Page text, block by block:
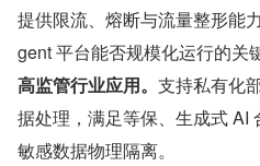
提供限流、熔断与流量整形能
gent 平台能否规模化运行的关键
高监管行业应用。 支持私有化
据处理，满足等保、生成式 AI
敏感数据物理隔离。